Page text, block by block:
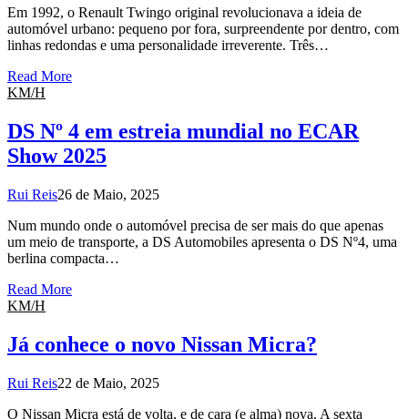
Em 1992, o Renault Twingo original revolucionava a ideia de
automóvel urbano: pequeno por fora, surpreendente por dentro, com
linhas redondas e uma personalidade irreverente. Três…
Read More
KM/H
DS Nº 4 em estreia mundial no ECAR
Show 2025
Rui Reis26 de Maio, 2025
Num mundo onde o automóvel precisa de ser mais do que apenas
um meio de transporte, a DS Automobiles apresenta o DS Nº4, uma
berlina compacta…
Read More
KM/H
Já conhece o novo Nissan Micra?
Rui Reis22 de Maio, 2025
O Nissan Micra está de volta, e de cara (e alma) nova. A sexta